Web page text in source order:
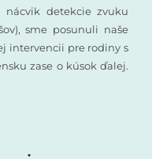
detekcie zvuku
sme posunuli naše
intervencii pre rodiny s
zase o kúsok ďalej.